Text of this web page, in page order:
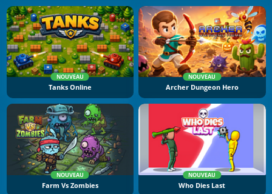
NOUVEAU
Tanks Online
NOUVEAU
Archer Dungeon Hero
NOUVEAU
Farm Vs Zombies
NOUVEAU
Who Dies Last